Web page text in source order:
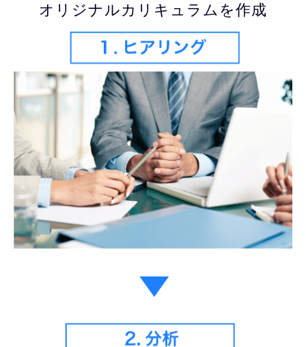
オリジナルカリキュラムを作成